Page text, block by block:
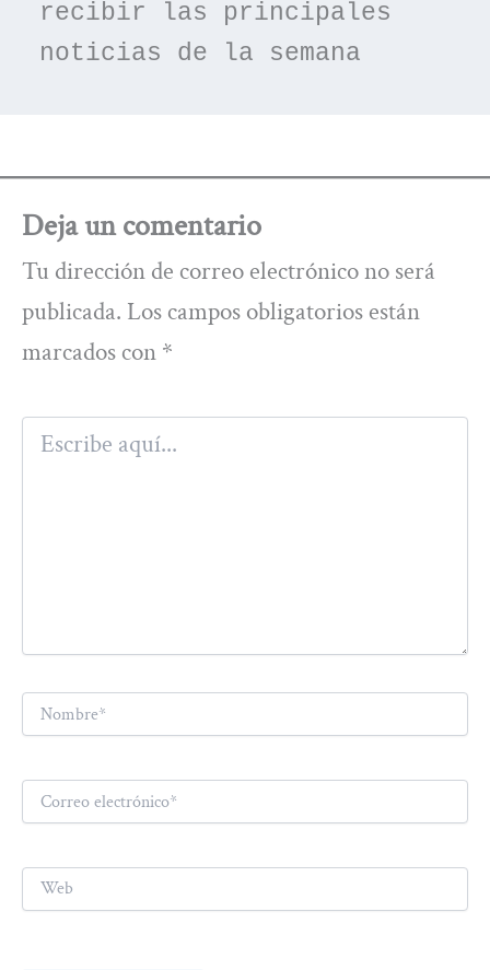
recibir las principales
noticias de la semana
Deja un comentario
Tu dirección de correo electrónico no será
publicada. Los campos obligatorios están
marcados con *
Escribe
aquí...
Nombre*
Correo
electrónico*
Web